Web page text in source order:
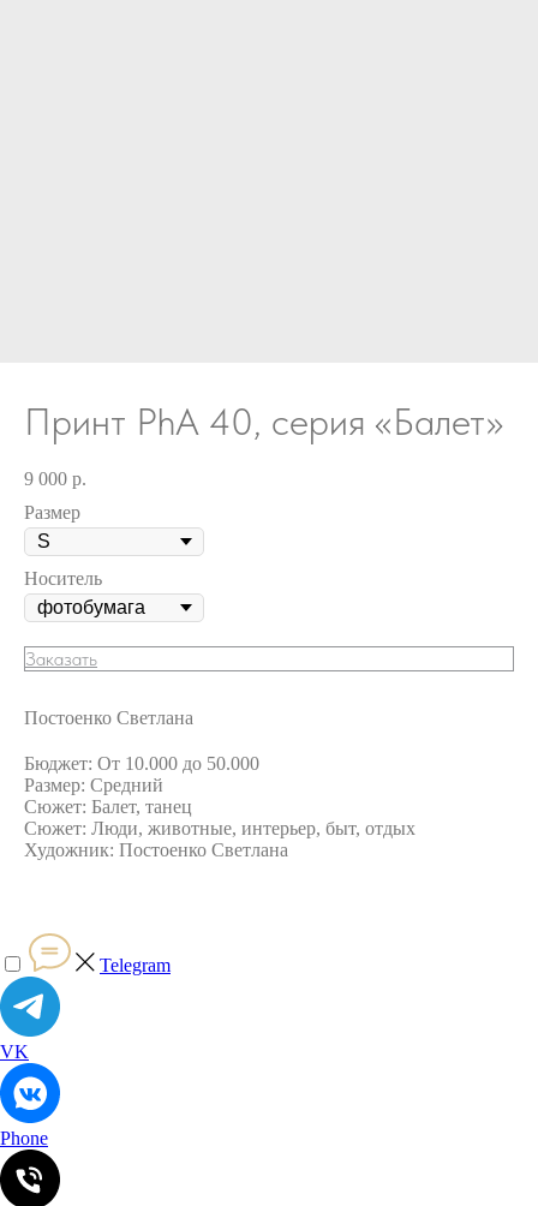
Принт PhA 40, серия «Балет»
9 000 р.
Размер
Носитель
Заказать
Постоенко Светлана
Бюджет: От 10.000 до 50.000
Размер: Средний
Сюжет: Балет, танец
Сюжет: Люди, животные, интерьер, быт, отдых
Художник: Постоенко Светлана
Telegram
VK
Phone